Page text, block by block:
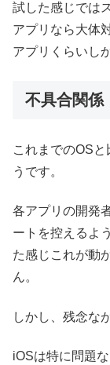
試した感じでは
アプリなら大体
アプリくらいし
不具合関係
これまでのOS
うです。
各アプリの開発
ートを控えるよ
た感じこれが動
ん。
しかし、残念な
iOSは特に問題